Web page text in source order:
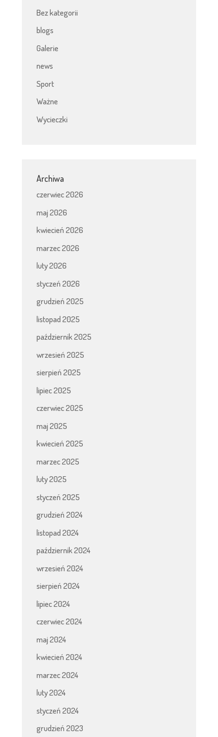
Bez kategorii
blogs
Galerie
news
Sport
Ważne
Wycieczki
Archiwa
czerwiec 2026
maj 2026
kwiecień 2026
marzec 2026
luty 2026
styczeń 2026
grudzień 2025
listopad 2025
październik 2025
wrzesień 2025
sierpień 2025
lipiec 2025
czerwiec 2025
maj 2025
kwiecień 2025
marzec 2025
luty 2025
styczeń 2025
grudzień 2024
listopad 2024
październik 2024
wrzesień 2024
sierpień 2024
lipiec 2024
czerwiec 2024
maj 2024
kwiecień 2024
marzec 2024
luty 2024
styczeń 2024
grudzień 2023